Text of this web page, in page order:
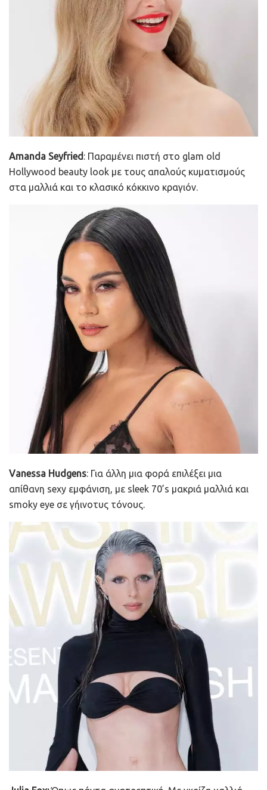
Amanda Seyfried : Παραμένει πιστή στο glam old
Hollywood beauty look με τους απαλούς κυματισμούς
στα μαλλιά και το κλασικό κόκκινο κραγιόν.
Vanessa Hudgens: Για άλλη μια φορά επιλέξει μια
απίθανη sexy εμφάνιση, με sleek 70’s μακριά μαλλιά και
smoky eye σε γήινοτυς τόνους.